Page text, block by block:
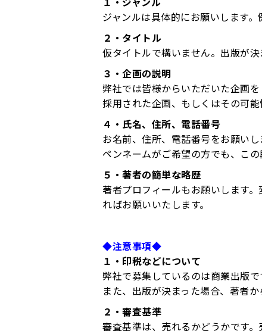
ジャンルは具体的にお願いします
２・タイトル
仮タイトルで構いません。出版が
３・企画の説明
弊社では皆様からいただいた企画
採用された企画、もしくはその可
４・氏名、住所、電話番号
お名前、住所、電話番号をお願い
ペンネームがご希望の方でも、こ
５・著者の簡単な略歴
著者プロフィールもお願いします
ればお願いいたします。
◆注意事項◆
１・印税などについて
弊社で募集しているのは商業出版
また、出版が決まった場合、著者
２・審査基準
審査基準は、売れるかどうかです